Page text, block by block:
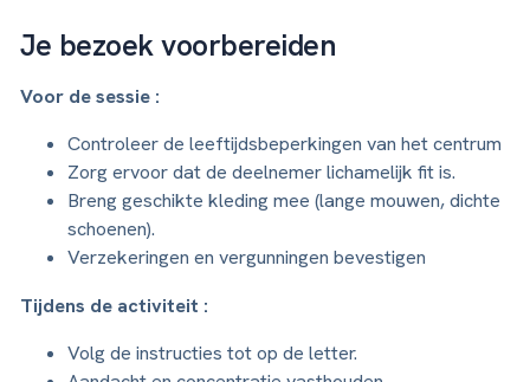
Je bezoek voorbereiden
Voor de sessie :
Controleer de leeftijdsbeperkingen van het centrum
Zorg ervoor dat de deelnemer lichamelijk fit is.
Breng geschikte kleding mee (lange mouwen, dichte
schoenen).
Verzekeringen en vergunningen bevestigen
Tijdens de activiteit :
Volg de instructies tot op de letter.